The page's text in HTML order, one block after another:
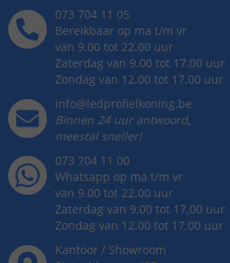
073 704 11 05
Bereikbaar op ma t/m vr
van 9.00 tot 22.00 uur
Zaterdag van 9.00 tot 17.00 uur
Zondag van 12.00 tot 17.00 uur
info@ledprofielkoning.be
Binnen 24 uur antwoord,
meestal sneller!
073 704 11 00
Whatsapp op ma t/m vr
van 9.00 tot 22.00 uur
Zaterdag van 9.00 tot 17.00 uur
Zondag van 12.00 tot 17.00 uur
Kantoor / Showroom